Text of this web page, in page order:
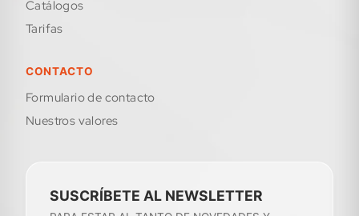
Catálogos
Tarifas
CONTACTO
formulario de contacto
Nuestros valores
SUSCRÍBETE AL NEWSLETTER